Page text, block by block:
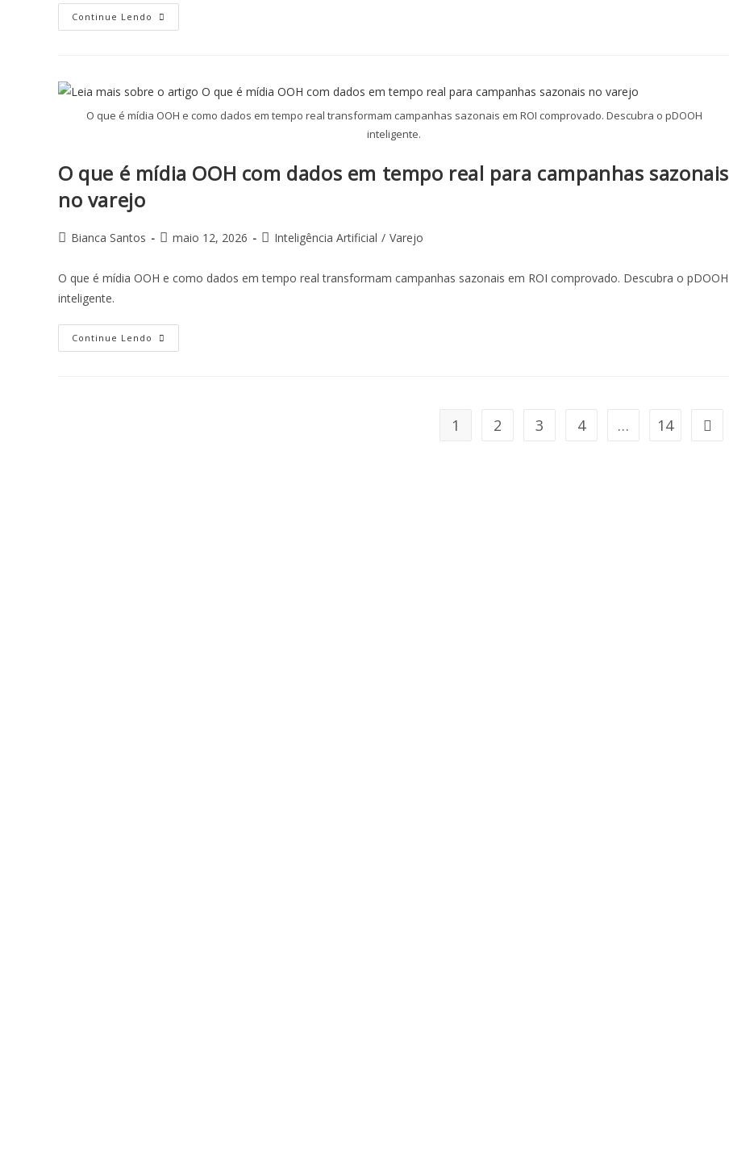
Continue Lendo
O que é mídia OOH e como dados em tempo real transformam campanhas sazonais em ROI comprovado. Descubra o pDOOH
inteligente.
O que é mídia OOH com dados em tempo real para campanhas sazonais
no varejo
Bianca Santos maio 12, 2026 Inteligência Artificial / Varejo
O que é mídia OOH e como dados em tempo real transformam campanhas sazonais em ROI comprovado. Descubra o pDOOH
inteligente.
Continue Lendo
1 2 3 4 … 14